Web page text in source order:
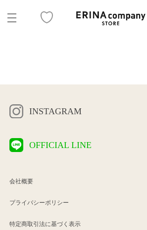
INSTAGRAM
OFFICIAL LINE
会社概要
プライバシーポリシー
特定商取引法に基づく表示